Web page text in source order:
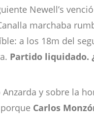
Newell’s
marchaba
a los 18m del
Partido liquidado.
y sobre la
Carlos